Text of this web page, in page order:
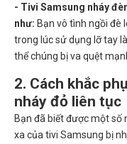
- Tivi Samsung nháy
như: Bạn vô tình ngồi đè
trong lúc sử dụng lỡ tay
thể chúng bị va quệt
2. Cách khắc
nháy đỏ liên tục
Bạn đã biết được một số
xa của tivi Samsung bị